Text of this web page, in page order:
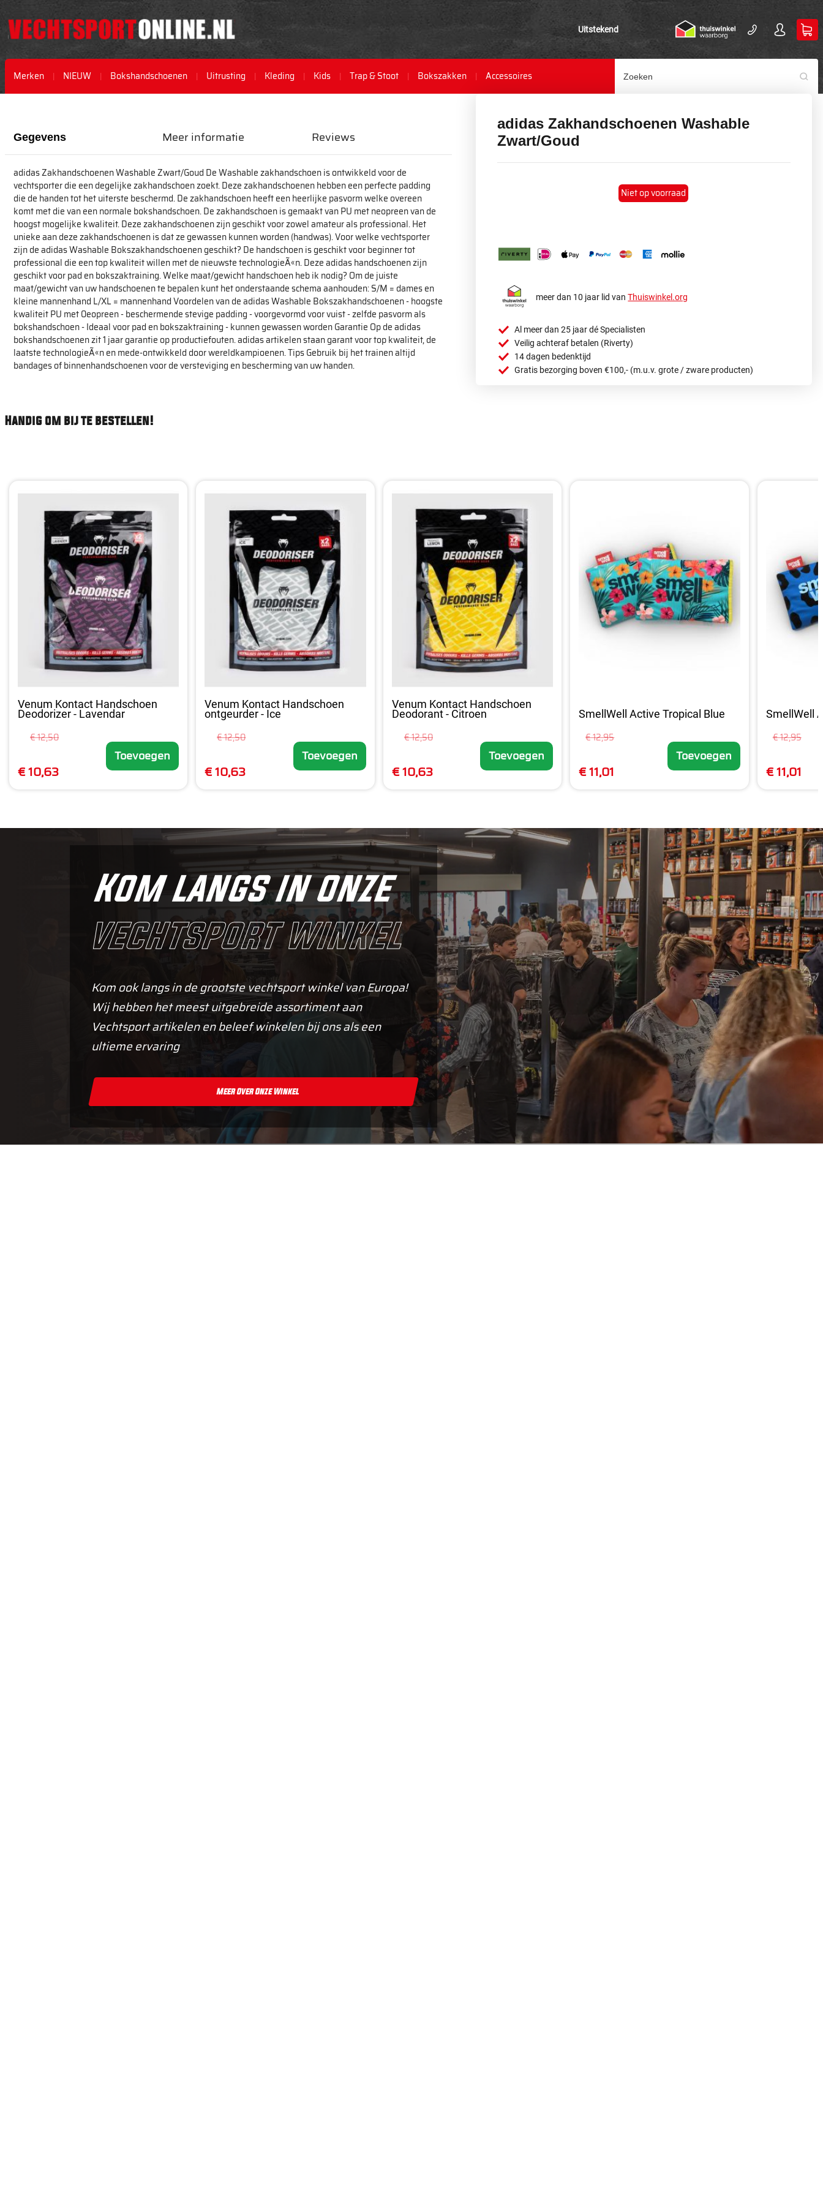
Uitstekend
Merken NIEUW Bokshandschoenen Uitrusting Kleding Kids Trap & Stoot Bokszakken Accessoires
einde
afbeeldingen-
gallerij
begin
afbeeldingen-
gallerij
adidas Zakhandschoenen Washable
Zwart/Goud
Niet op voorraad
meer dan 10 jaar lid vanThuiswinkel.org
Al meer dan 25 jaar dé Specialisten
Veilig achteraf betalen (Riverty)
14 dagen bedenktijd
Gratis bezorging boven €100,- (m.u.v. grote / zware producten)
Gegevens
adidas Zakhandschoenen Washable Zwart/Goud De Washable zakhandschoen is ontwikkeld voor de
vechtsporter die een degelijke zakhandschoen zoekt. Deze zakhandschoenen hebben een perfecte padding
die de handen tot het uiterste beschermd. De zakhandschoen heeft een heerlijke pasvorm welke overeen
komt met die van een normale bokshandschoen. De zakhandschoen is gemaakt van PU met neopreen van de
hoogst mogelijke kwaliteit. Deze zakhandschoenen zijn geschikt voor zowel amateur als professional. Het
unieke aan deze zakhandschoenen is dat ze gewassen kunnen worden (handwas). Voor welke vechtsporter
zijn de adidas Washable Bokszakhandschoenen geschikt? De handschoen is geschikt voor beginner tot
professional die een top kwaliteit willen met de nieuwste technologieÃ«n. Deze adidas handschoenen zijn
geschikt voor pad en bokszaktraining. Welke maat/gewicht handschoen heb ik nodig? Om de juiste
maat/gewicht van uw handschoenen te bepalen kunt het onderstaande schema aanhouden: S/M = dames en
kleine mannenhand L/XL = mannenhand Voordelen van de adidas Washable Bokszakhandschoenen - hoogste
kwaliteit PU met 0eopreen - beschermende stevige padding - voorgevormd voor vuist - zelfde pasvorm als
bokshandschoen - Ideaal voor pad en bokszaktraining - kunnen gewassen worden Garantie Op de adidas
bokshandschoenen zit 1 jaar garantie op productiefouten. adidas artikelen staan garant voor top kwaliteit, de
laatste technologieÃ«n en mede-ontwikkeld door wereldkampioenen. Tips Gebruik bij het trainen altijd
bandages of binnenhandschoenen voor de versteviging en bescherming van uw handen.
Meer informatie Reviews
Handig om bij te bestellen!
Venum Kontact Handschoen
Deodorizer - Lavendar
€ 12,50
€ 10,63
Toevoegen
Venum Kontact Handschoen
ontgeurder - Ice
€ 12,50
€ 10,63
Toevoegen
Venum Kontact Handschoen
Deodorant - Citroen
€ 12,50
€ 10,63
Toevoegen
SmellWell Active Tropical Blue
€ 12,95
€ 11,01
Toevoegen
SmellWell
€ 12,95
€ 11,01
Kom langs in onze
vechtsport winkel
Kom ook langs in de grootste vechtsport winkel van Europa!
Wij hebben het meest uitgebreide assortiment aan
Vechtsport artikelen en beleef winkelen bij ons als een
ultieme ervaring
Meer Over Onze Winkel